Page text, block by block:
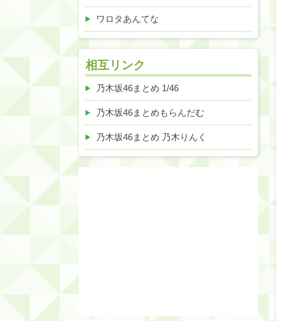
ワロタあんてな
相互リンク
乃木坂46まとめ 1/46
乃木坂46まとめもらんだむ
乃木坂46まとめ 乃木りんく